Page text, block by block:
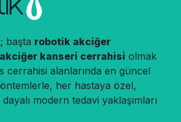
başta robotik akciğer
akciğer kanseri cerrahisi olmak
cerrahisi alanlarında en güncel
her hastaya özel,
modern tedavi yaklaşımları